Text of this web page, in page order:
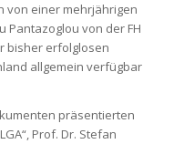
von einer mehrjährigen
Pantazoglou von der FH
bisher erfolglosen
allgemein verfügbar
präsentierten
Prof. Dr. Stefan